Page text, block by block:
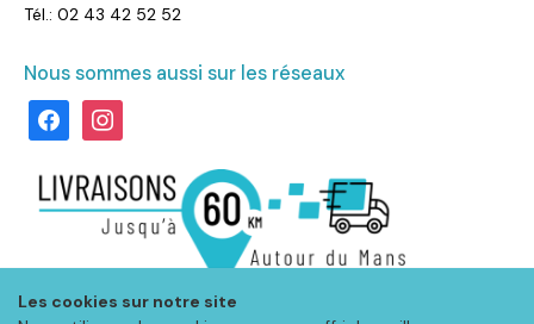
Les cookies sur notre site
Tél.: 02 43 42 52 52
Nous sommes aussi sur les réseaux
facebookinstagram